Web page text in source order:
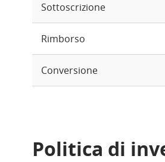
Sottoscrizione
Rimborso
Conversione
Politica di